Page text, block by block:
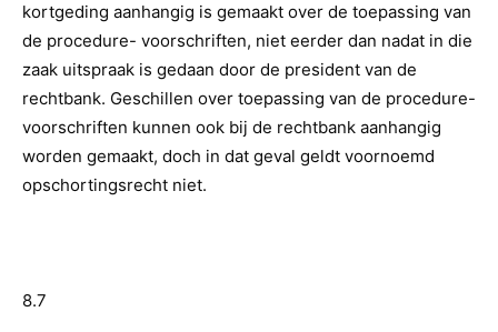
kortgeding aanhangig is gemaakt over de toepassing van
de procedure- voorschriften, niet eerder dan nadat in die
zaak uitspraak is gedaan door de president van de
rechtbank. Geschillen over toepassing van de procedure-
voorschriften kunnen ook bij de rechtbank aanhangig
worden gemaakt, doch in dat geval geldt voornoemd
opschortingsrecht niet.
8.7